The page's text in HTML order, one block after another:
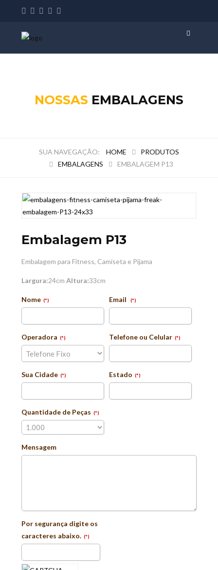
NOSSAS EMBALAGENS
HOME
PRODUTOS
EMBALAGENS
EMBALAGEM P13
Embalagem P13
Embalagem para Fitness, Camiseta e Pijama
Largura:24cm Altura:33cm
Nome (*) Email (*)
Operadora (*) Telefone ou Celular (*)
Sua Cidade (*) Estado (*)
Quantidade de Peças (*)
Mensagem
Por segurança digite os
caracteres abaixo. (*)